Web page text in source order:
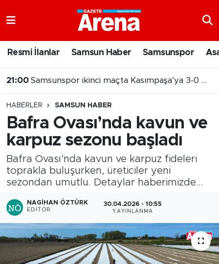
Resmi İlanlar Samsun Haber Samsunspor
19:59 Havzda'da 11 yıl kesinleşmiş hapis cezası olan şahıs yakalandı
HABERLER SAMSUN HABER
Bafra Ovası’nda kavun ve
karpuz sezonu başladı
Bafra Ovası’nda kavun ve karpuz fideleri
toprakla buluşurken, üreticiler yeni
sezondan umutlu. Detaylar haberimizde...
NAGIHAN ÖZTÜRK
EDITÖR
30.04.2026 - 10:55
YAYINLANMA
Samsun Namaz Vakitleri
Süper Lig Puan Durumu ve Fikstür
Tüm Manşetler
Son Dakika Haberleri
Haber Arşivi